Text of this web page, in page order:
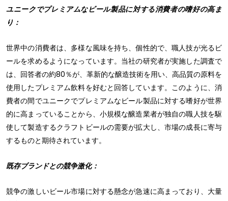
ユニークでプレミアムなビール製品に対する消費者の嗜好の高ま
り：
世界中の消費者は、多様な風味を持ち、個性的で、職人技が光るビ
ールを求めるようになっています。当社の研究者が実施した調査で
は、回答者の約80％が、革新的な醸造技術を用い、高品質の原料を
使用したプレミアム飲料を好むと回答しています。このように、消
費者の間でユニークでプレミアムなビール製品に対する嗜好が世界
的に高まっていることから、小規模な醸造業者が独自の職人技を駆
使して製造するクラフトビールの需要が拡大し、市場の成長に寄与
するものと期待されています。
既存ブランドとの競争激化：
競争の激しいビール市場に対する懸念が急速に高まっており、大量